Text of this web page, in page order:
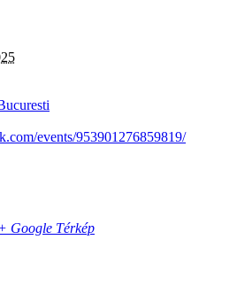
events/953901276859819/
Google Térkép